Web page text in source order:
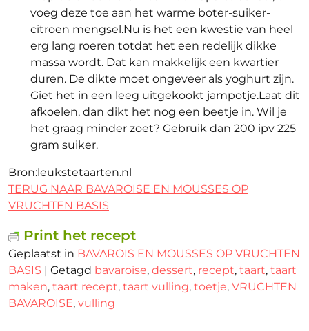
voeg deze toe aan het warme boter-suiker-
citroen mengsel.Nu is het een kwestie van heel
erg lang roeren totdat het een redelijk dikke
massa wordt. Dat kan makkelijk een kwartier
duren. De dikte moet ongeveer als yoghurt zijn.
Giet het in een leeg uitgekookt jampotje.Laat dit
afkoelen, dan dikt het nog een beetje in. Wil je
het graag minder zoet? Gebruik dan 200 ipv 225
gram suiker.
Bron:leukstetaarten.nl
TERUG NAAR BAVAROISE EN MOUSSES OP
VRUCHTEN BASIS
Print het recept
Geplaatst in BAVAROIS EN MOUSSES OP VRUCHTEN
BASIS | Getagd bavaroise, dessert, recept, taart, taart
maken, taart recept, taart vulling, toetje, VRUCHTEN
BAVAROISE, vulling